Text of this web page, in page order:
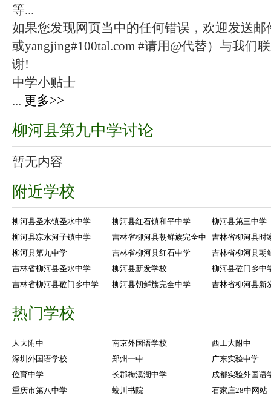
等...
如果您发现网页当中的任何错误，欢迎发送邮
或yangjing#100tal.com #请用@代替）与我们
谢!
中学小贴士
... 更多>>
柳河县第九中学讨论
暂无内容
附近学校
柳河县圣水镇圣水中学 柳河县红石镇和平中学
柳河县第三中学
柳河县凉水河子镇中学
吉林省柳河县朝鲜族完全中
吉林省柳河县时
柳河县第九中学
吉林省柳河县红石中学
吉林省柳河县朝
吉林省柳河县圣水中学
柳河县新发学校
柳河县砬门乡中
吉林省柳河县砬门乡中学
柳河县朝鲜族完全中学 吉林省柳河县新
热门学校
人大附中 南京外国语学校
西工大附中
深圳外国语学校
郑州一中
广东实验中学
位育中学
长郡梅溪湖中学
成都实验外国语
重庆市第八中学
蛟川书院
石家庄28中网站